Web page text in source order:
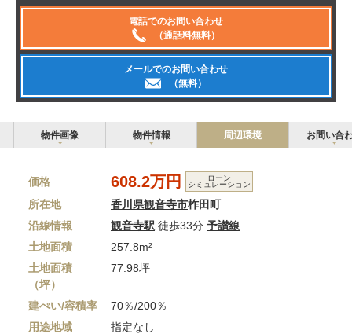
電話でのお問い合わせ
（通話料無料）
メールでのお問い合わせ
（無料）
物件画像 物件情報 周辺環境 お問い合
価格 608.2万円 ローン
シミュレーション
所在地 香川県観音寺市柞田町
沿線情報
観音寺駅 徒歩33分 予讃線
土地面積
257.8m²
土地面積
（坪）
77.98坪
建ぺい/容積率
70％/200％
用途地域
指定なし